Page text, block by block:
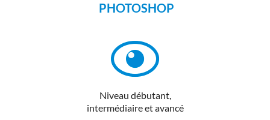
PHOTOSHOP
Niveau débutant,
intermédiaire et avancé